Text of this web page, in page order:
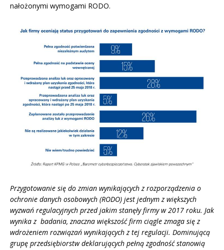
nałożonymi wymogami RODO.
Przygotowanie się do zmian wynikających z rozporządzenia o
ochronie danych osobowych (RODO) jest jednym z większych
wyzwań regulacyjnych przed jakim stanęły firmy w 2017 roku. Jak
wynika z badania, znaczna większość firm ciągle zmaga się z
wdrożeniem rozwiązań wynikających z tej regulacji. Dominującą
grupę przedsiębiorstw deklarujących pełną zgodność stanowią